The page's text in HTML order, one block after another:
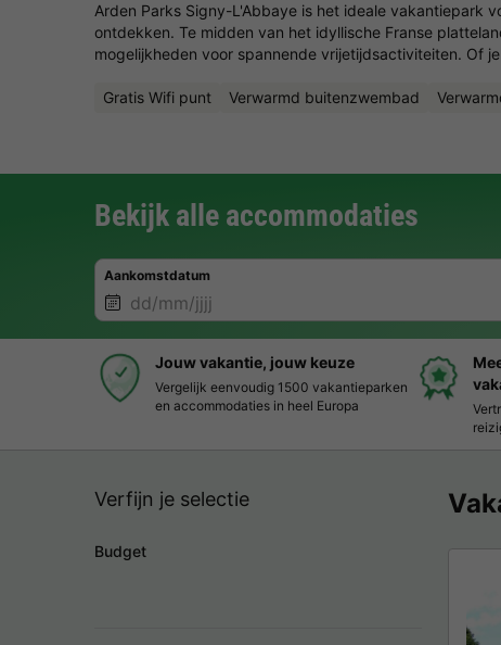
Arden Parks Signy-L'Abbaye is het ideale vakantiepark
ontdekken. Te midden van het idyllische Franse
mogelijkheden voor spannende vrijetijdsactiviteiten. Of
Gratis Wifi punt Verwarmd buitenzwembad
Bekijk alle accommodaties
Aankomstdatum
Jouw vakantie, jouw keuze
Vergelijk eenvoudig 1500 vakantieparken
en accommodaties in heel Europa
Verfijn je selectie
Budget